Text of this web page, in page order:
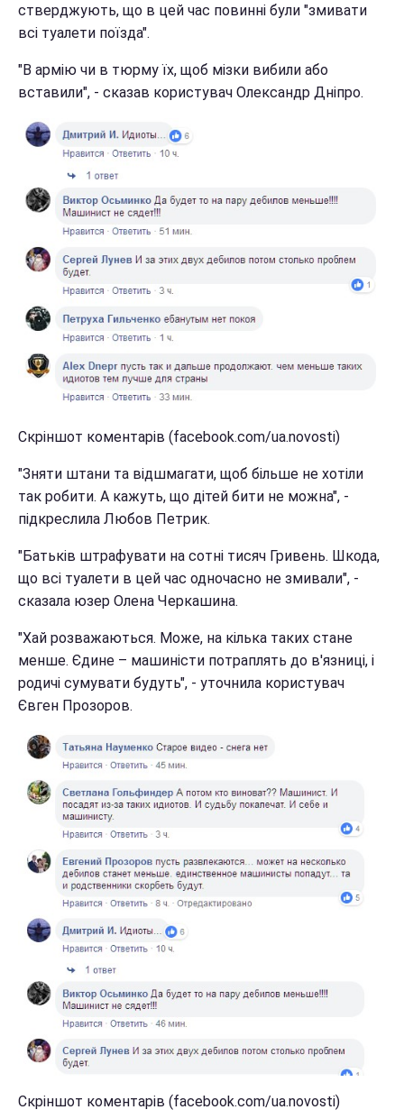
стверджують, що в цей час повинні були "змивати
всі туалети поїзда".
"В армію чи в тюрму їх, щоб мізки вибили або
вставили", - сказав користувач Олександр Дніпро.
Скріншот коментарів (facebook.com/ua.novosti)
"Зняти штани та відшмагати, щоб більше не хотіли
так робити. А кажуть, що дітей бити не можна", -
підкреслила Любов Петрик.
"Батьків штрафувати на сотні тисяч Гривень. Шкода,
що всі туалети в цей час одночасно не змивали", -
сказала юзер Олена Черкашина.
"Хай розважаються. Може, на кілька таких стане
менше. Єдине – машиністи потраплять до в'язниці, і
родичі сумувати будуть", - уточнила користувач
Євген Прозоров.
Скріншот коментарів (facebook.com/ua.novosti)